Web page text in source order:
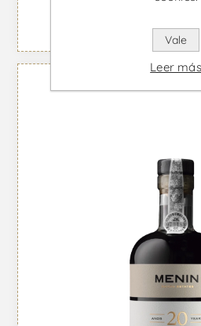
Vale
Leer más